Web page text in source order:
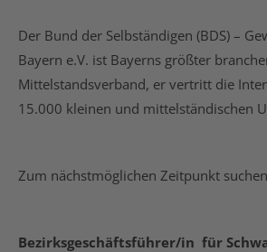
Der Bund der Selbständigen (BDS) –
Bayern e.V. ist Bayerns größter
Mittelstandsverband, er vertritt die
15.000 kleinen und mittelständischen
Zum nächstmöglichen Zeitpunkt
Bezirksgeschäftsführer/in für